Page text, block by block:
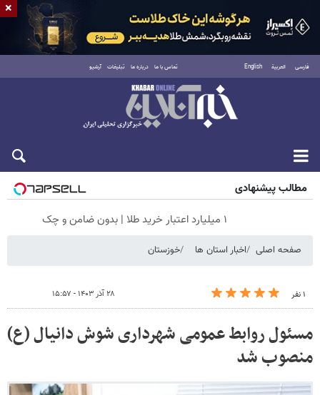
فارسی العربية English تماس با ما درباره ما تبلیغات آرشیو
جمعه ۱۶ مرداد ۱۴۰۵
مطالب پیشنهادی
۱ میلیارد اعتبار خرید طلا | بدون ضامن و چک
صفحه اصلی اخبار استان ها خوزستان
۱ نفر ۲۸ آذر ۱۴۰۳ - ۱۵:۵۷
مسئول روابط عمومی شهرداری شوش دانیال (ع)
منصوب شد
×